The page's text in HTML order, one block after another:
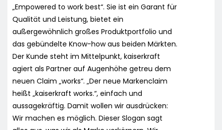
„Empowered to work best“. Sie ist ein Garant für
Qualität und Leistung, bietet ein
außergewöhnlich großes Produktportfolio und
das gebündelte Know-how aus beiden Märkten.
Der Kunde steht im Mittelpunkt, kaiserkraft
agiert als Partner auf Augenhöhe getreu dem
neuen Claim „works“. „Der neue Markenclaim
heißt „kaiserkraft works.“, einfach und
aussagekräftig. Damit wollen wir ausdrücken:
Wir machen es möglich. Dieser Slogan sagt